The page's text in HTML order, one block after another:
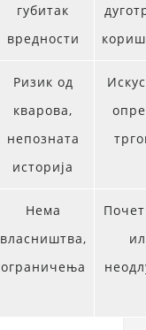
губитак
вредности
Ризик од
кварова,
непозната
историја
Нема
власништва,
ограничења